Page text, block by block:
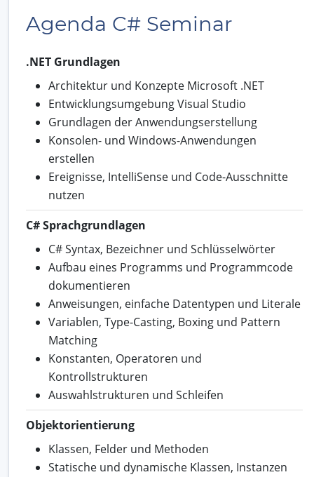
Agenda C# Seminar
.NET Grundlagen
Architektur und Konzepte Microsoft .NET
Entwicklungsumgebung Visual Studio
Grundlagen der Anwendungserstellung
Konsolen- und Windows-Anwendungen
erstellen
Ereignisse, IntelliSense und Code-Ausschnitte
nutzen
C# Sprachgrundlagen
C# Syntax, Bezeichner und Schlüsselwörter
Aufbau eines Programms und Programmcode
dokumentieren
Anweisungen, einfache Datentypen und Literale
Variablen, Type-Casting, Boxing und Pattern
Matching
Konstanten, Operatoren und
Kontrollstrukturen
Auswahlstrukturen und Schleifen
Objektorientierung
Klassen, Felder und Methoden
Statische und dynamische Klassen, Instanzen